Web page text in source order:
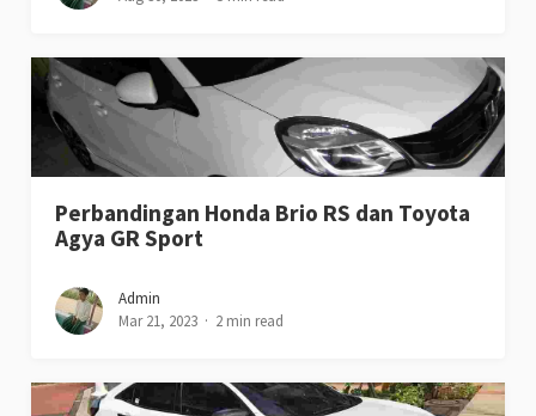
Perbandingan Honda Brio RS dan Toyota
Agya GR Sport
Admin
Mar 21, 2023
2 min read